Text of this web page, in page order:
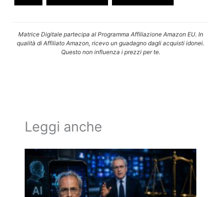
Matrice Digitale partecipa al Programma Affiliazione Amazon EU. In
qualità di Affiliato Amazon, ricevo un guadagno dagli acquisti idonei.
Questo non influenza i prezzi per te.
Leggi anche